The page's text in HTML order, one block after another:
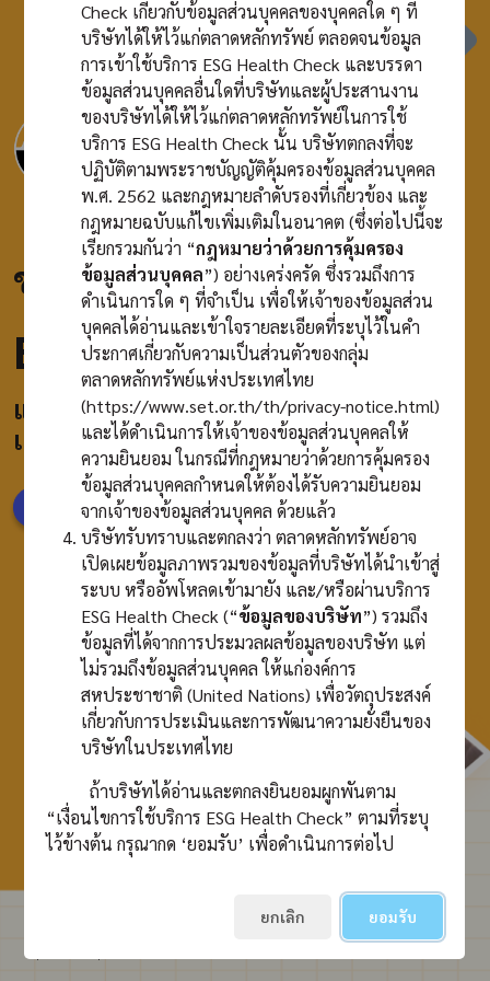
ภาษา
ขอต้อนรับเข้าสู่
ESG Health Check
แบบประเมินเบื้องต้นในการดำเนินธุรกิจ
เพื่อความยั่งยืน
เริ่มทำแบบประเมิน
Check เกี่ยวกับข้อมูลส่วนบุคคลของบุคคลใด ๆ ที่
บริษัทได้ให้ไว้แก่ตลาดหลักทรัพย์ ตลอดจนข้อมูล
การเข้าใช้บริการ ESG Health Check และบรรดา
ข้อมูลส่วนบุคคลอื่นใดที่บริษัทและผู้ประสานงาน
ของบริษัทได้ให้ไว้แก่ตลาดหลักทรัพย์ในการใช้
บริการ ESG Health Check นั้น บริษัทตกลงที่จะ
ปฏิบัติตามพระราชบัญญัติคุ้มครองข้อมูลส่วนบุคคล
พ.ศ. 2562 และกฎหมายลำดับรองที่เกี่ยวข้อง และ
กฎหมายฉบับแก้ไขเพิ่มเติมในอนาคต (ซึ่งต่อไปนี้จะ
เรียกรวมกันว่า “กฎหมายว่าด้วยการคุ้มครอง
ข้อมูลส่วนบุคคล”) อย่างเคร่งครัด ซึ่งรวมถึงการ
ดำเนินการใด ๆ ที่จำเป็น เพื่อให้เจ้าของข้อมูลส่วน
บุคคลได้อ่านและเข้าใจรายละเอียดที่ระบุไว้ในคำ
ประกาศเกี่ยวกับความเป็นส่วนตัวของกลุ่ม
ตลาดหลักทรัพย์แห่งประเทศไทย
(https://www.set.or.th/th/privacy-notice.html)
และได้ดำเนินการให้เจ้าของข้อมูลส่วนบุคคลให้
ความยินยอม ในกรณีที่กฎหมายว่าด้วยการคุ้มครอง
ข้อมูลส่วนบุคคลกำหนดให้ต้องได้รับความยินยอม
จากเจ้าของข้อมูลส่วนบุคคล ด้วยแล้ว
บริษัทรับทราบและตกลงว่า ตลาดหลักทรัพย์อาจ
เปิดเผยข้อมูลภาพรวมของข้อมูลที่บริษัทได้นำเข้าสู่
ระบบ หรืออัพโหลดเข้ามายัง และ/หรือผ่านบริการ
ESG Health Check (“ข้อมูลของบริษัท”) รวมถึง
ข้อมูลที่ได้จากการประมวลผลข้อมูลของบริษัท แต่
ไม่รวมถึงข้อมูลส่วนบุคคล ให้แก่องค์การ
สหประชาชาติ (United Nations) เพื่อวัตถุประสงค์
เกี่ยวกับการประเมินและการพัฒนาความยั่งยืนของ
บริษัทในประเทศไทย
ถ้าบริษัทได้อ่านและตกลงยินยอมผูกพันตาม
“เงื่อนไขการใช้บริการ ESG Health Check” ตามที่ระบุ
ไว้ข้างต้น กรุณากด ‘ยอมรับ’ เพื่อดำเนินการต่อไป
ยกเลิก ยอมรับ